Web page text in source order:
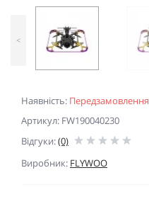
Наявність: Передзамовлення
Артикул: FW190040230
Відгуки:(0)
Виробник: FLYWOO
<